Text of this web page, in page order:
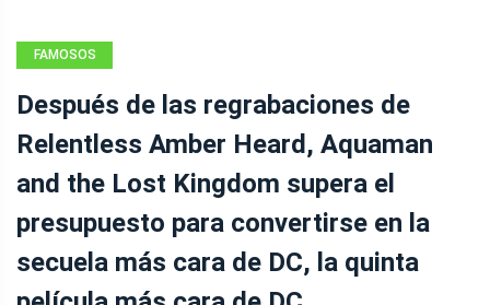
FAMOSOS
Después de las regrabaciones de
Relentless Amber Heard, Aquaman
and the Lost Kingdom supera el
presupuesto para convertirse en la
secuela más cara de DC, la quinta